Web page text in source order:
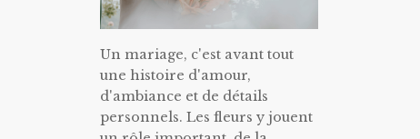
Un mariage, c'est avant tout
une histoire d'amour,
d'ambiance et de détails
personnels. Les fleurs y jouent